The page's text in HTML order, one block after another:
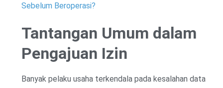
Sebelum Beroperasi?
Tantangan Umum dalam
Pengajuan Izin
Banyak pelaku usaha terkendala pada kesalahan data